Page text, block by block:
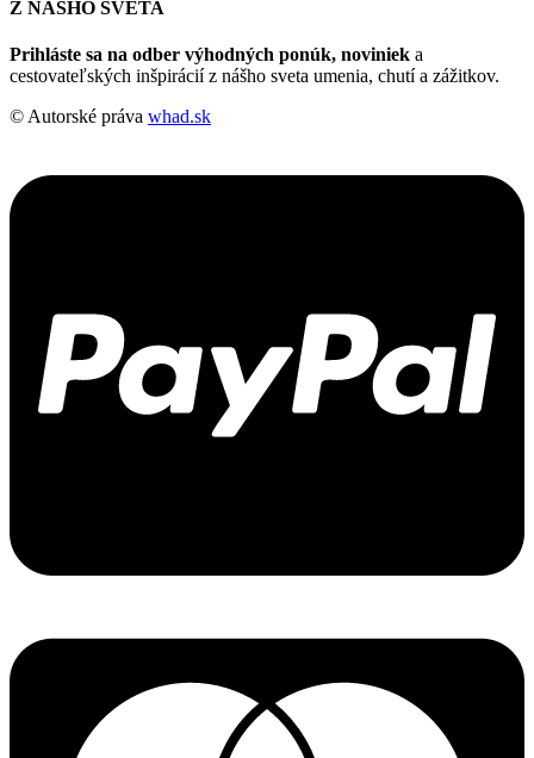
Z NÁŠHO SVETA
Prihláste sa na odber výhodných ponúk, noviniek a
cestovateľských inšpirácií z nášho sveta umenia, chutí a zážitkov.
© Autorské práva whad.sk